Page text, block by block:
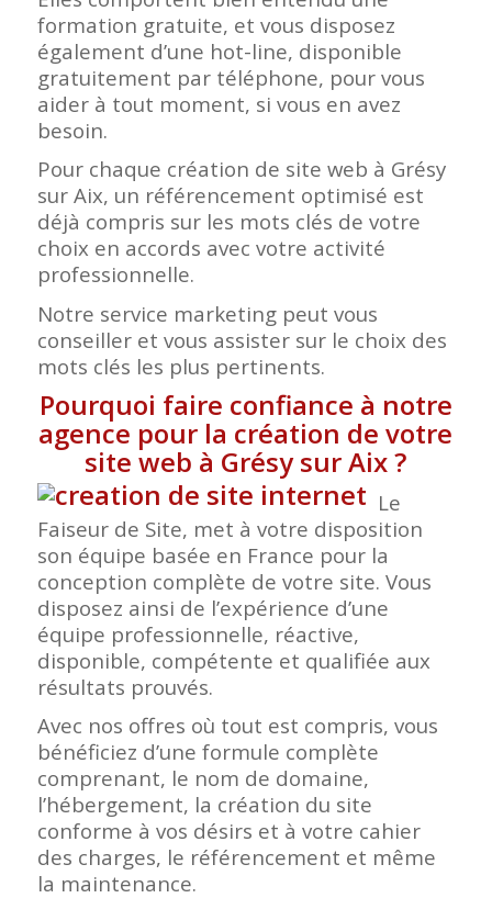
formation gratuite, et vous disposez
également d’une hot-line, disponible
gratuitement par téléphone, pour vous
aider à tout moment, si vous en avez
besoin.
Pour chaque création de site web à Grésy
sur Aix, un référencement optimisé est
déjà compris sur les mots clés de votre
choix en accords avec votre activité
professionnelle.
Notre service marketing peut vous
conseiller et vous assister sur le choix des
mots clés les plus pertinents.
Pourquoi faire confiance à notre
agence pour la création de votre
site web à Grésy sur Aix?
Le
Faiseur de Site, met à votre disposition
son équipe basée en France pour la
conception complète de votre site. Vous
disposez ainsi de l’expérience d’une
équipe professionnelle, réactive,
disponible, compétente et qualifiée aux
résultats prouvés.
Avec nos offres où tout est compris, vous
bénéficiez d’une formule complète
comprenant, le nom de domaine,
l’hébergement, la création du site
conforme à vos désirs et à votre cahier
des charges, le référencement et même
la maintenance.